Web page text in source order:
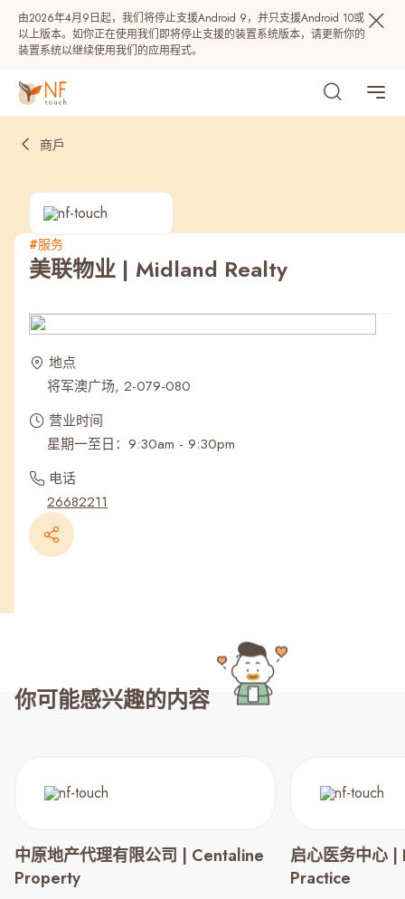
由2026年4月9日起，我们将停止支援Android 9，并只支援Android 10或
以上版本。如你正在使用我们即将停止支援的装置系统版本，请更新你的
装置系统以继续使用我们的应用程式。
热门
NF 种籽
最近搜寻纪录
商戶
#服务
美联物业 | Midland Realty
地点
将军澳广场, 2-079-080
营业时间
星期一至日：9:30am - 9:30pm
电话
26682211
你可能感兴趣的内容
中原地产代理有限公司 | Centaline
Property
启心医务中心 |
Practice